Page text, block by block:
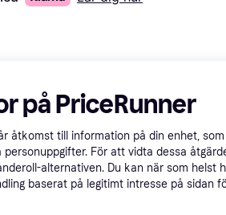
på PriceRunner
åtkomst till information på din enhet,
För att vidta dessa
alternativen. Du kan när som helst
baserat på legitimt intresse på sidan